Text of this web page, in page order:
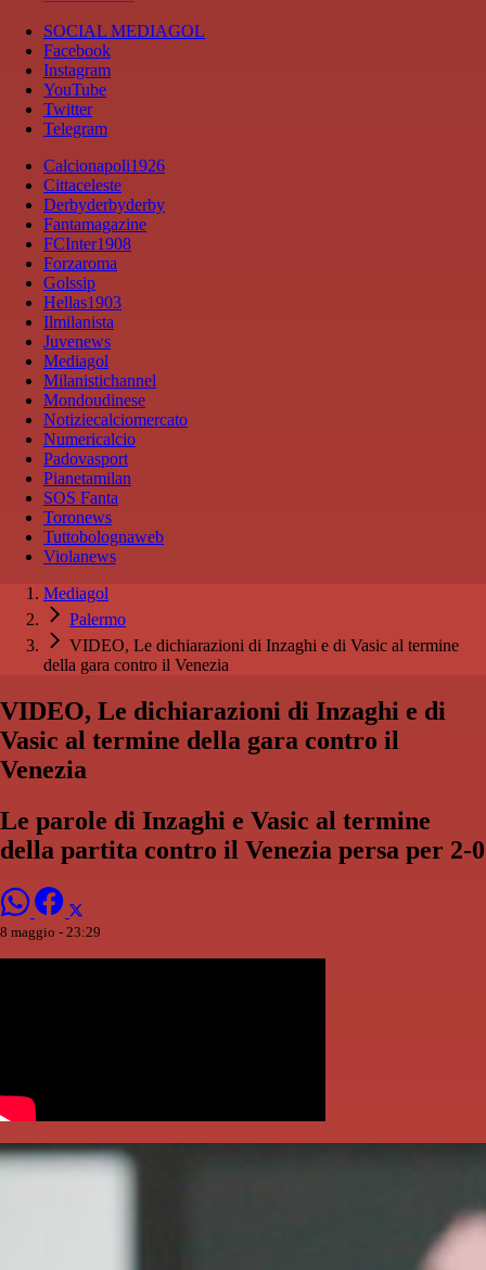
SOCIAL MEDIAGOL
Facebook
Instagram
YouTube
Twitter
Telegram
Calcionapoli1926
Cittaceleste
Derbyderbyderby
Fantamagazine
FCInter1908
Forzaroma
Golssip
Hellas1903
Ilmilanista
Juvenews
Mediagol
Milanistichannel
Mondoudinese
Notiziecalciomercato
Numericalcio
Padovasport
Pianetamilan
SOS Fanta
Toronews
Tuttobolognaweb
Violanews
Mediagol
Palermo
VIDEO, Le dichiarazioni di Inzaghi e di Vasic al termine
della gara contro il Venezia
VIDEO, Le dichiarazioni di Inzaghi e di
Vasic al termine della gara contro il
Venezia
Le parole di Inzaghi e Vasic al termine
della partita contro il Venezia persa per 2-0
8 maggio - 23:29